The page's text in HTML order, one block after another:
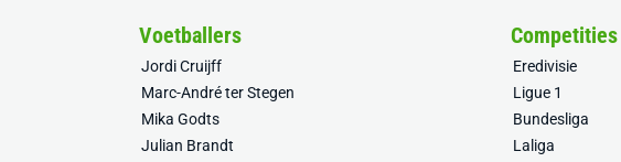
Voetballers
Jordi Cruijff
Marc-André ter Stegen
Mika Godts
Julian Brandt
Competities
Eredivisie
Ligue 1
Bundesliga
Laliga